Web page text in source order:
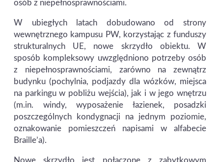
osób z niepełnosprawnościami.
W ubiegłych latach dobudowano od strony
wewnętrznego kampusu PW, korzystając z funduszy
strukturalnych UE, nowe skrzydło obiektu. W
sposób kompleksowy uwzględniono potrzeby osób
z niepełnosprawnościami, zarówno na zewnątrz
budynku (pochylnia, podjazdy dla wózków, miejsca
na parkingu w pobliżu wejścia), jak i w jego wnętrzu
(m.in. windy, wyposażenie łazienek, posadzki
poszczególnych kondygnacji na jednym poziomie,
oznakowanie pomieszczeń napisami w alfabecie
Braille’a).